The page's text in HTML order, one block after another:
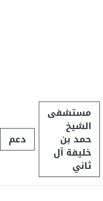
مستشفى
الشيخ
حمد بن
خليفة آل
ثاني
دعم